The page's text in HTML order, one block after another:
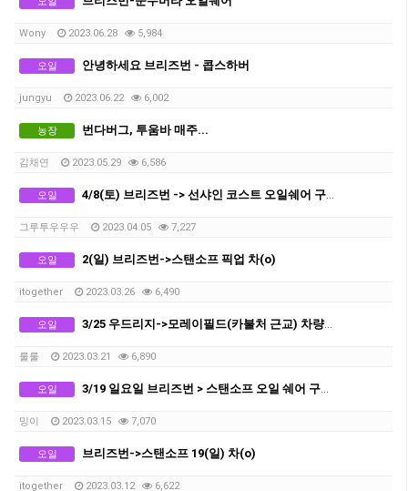
Wony 2023.06.28 5,984
오일 안녕하세요 브리즈번 - 콥스하버
jungyu 2023.06.22 6,002
농장 번다버그, 투움바 매주...
김채연 2023.05.29 6,586
오일 4/8(토) 브리즈번 -> 선샤인 코스트 오일쉐어 구합니다.
그루투우우우 2023.04.05 7,227
오일 2(일) 브리즈번->스탠소프 픽업 차(o)
itogether 2023.03.26 6,490
오일 3/25 우드리지->모레이필드(카불처 근교) 차량픽업구합니다!;)
룰룰 2023.03.21 6,890
오일 3/19 일요일 브리즈번 > 스탠소프 오일 쉐어 구합니다 ❤️
밍이 2023.03.15 7,070
오일 브리즈번->스탠소프 19(일) 차(o)
itogether 2023.03.12 6,622